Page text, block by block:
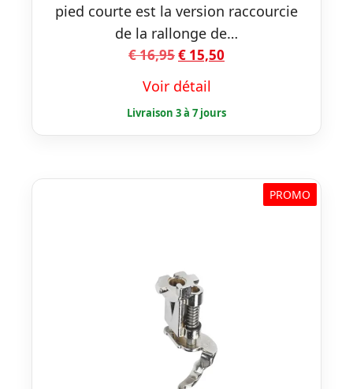
pied courte est la version raccourcie
de la rallonge de…
€16,95Le
initial
était :
€ 16,95.
€ 15,50
est :
€ 15,50.
Voir détail
PROMO